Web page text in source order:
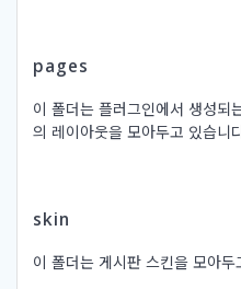
pages
이 폴더는 플러그인에서 생성되
의 레이아웃을 모아두고 있습니
skin
이 폴더는 게시판 스킨을 모아두